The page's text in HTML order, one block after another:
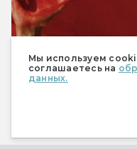
Мы используем
соглашаетесь на
данных.